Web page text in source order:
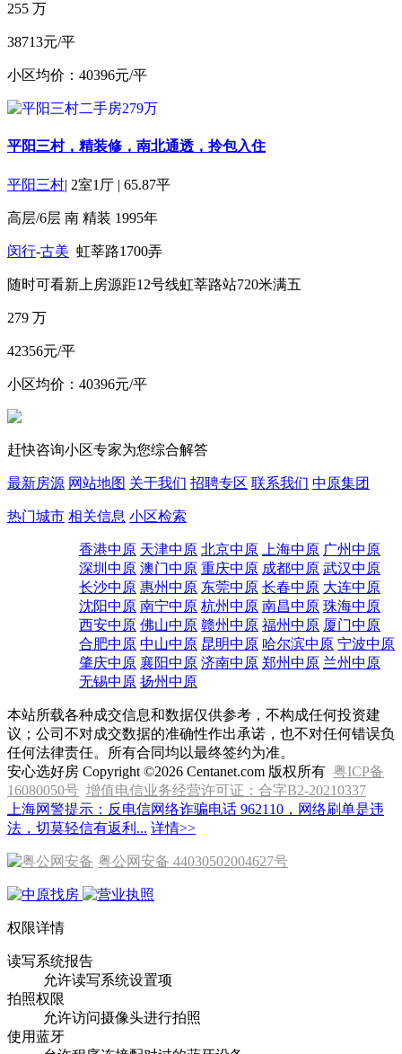
255 万
38713元/平
小区均价：40396元/平
平阳三村，精装修，南北通透，拎包入住
平阳三村| 2室1厅 | 65.87平
高层/6层 南 精装 1995年
闵行-古美 虹莘路1700弄
随时可看新上房源距12号线虹莘路站720米满五
279 万
42356元/平
小区均价：40396元/平
赶快咨询小区专家为您综合解答
最新房源 网站地图 关于我们 招聘专区 联系我们 中原集团
热门城市 相关信息 小区检索
香港中原 天津中原 北京中原 上海中原 广州中原
深圳中原 澳门中原 重庆中原 成都中原 武汉中原
长沙中原 惠州中原 东莞中原 长春中原 大连中原
沈阳中原 南宁中原 杭州中原 南昌中原 珠海中原
西安中原 佛山中原 赣州中原 福州中原 厦门中原
合肥中原 中山中原 昆明中原 哈尔滨中原 宁波中原
肇庆中原 襄阳中原 济南中原 郑州中原 兰州中原
无锡中原 扬州中原
本站所载各种成交信息和数据仅供参考，不构成任何投资建
议；公司不对成交数据的准确性作出承诺，也不对任何错误负
任何法律责任。所有合同均以最终签约为准。
安心选好房 Copyright ©2026 Centanet.com 版权所有 粤ICP备
16080050号 增值电信业务经营许可证：合字B2-20210337
上海网警提示：反电信网络诈骗电话 962110，网络刷单是违
法，切莫轻信有返利... 详情>>
粤公网安备 44030502004627号
权限详情
读写系统报告
允许读写系统设置项
拍照权限
允许访问摄像头进行拍照
使用蓝牙